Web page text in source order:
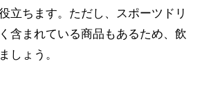
立ちます。ただし、スポーツドリ
含まれている商品もあるため、飲
しょう。